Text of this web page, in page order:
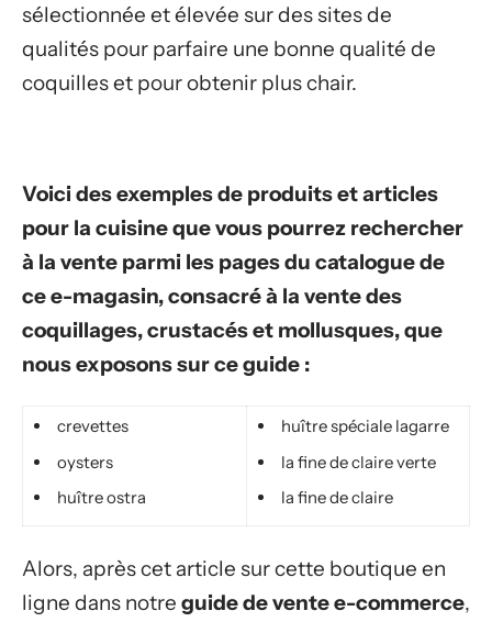
sélectionnée et élevée sur des sites de
qualités pour parfaire une bonne qualité de
coquilles et pour obtenir plus chair.
Voici des exemples de produits et articles
pour la cuisine que vous pourrez rechercher
à la vente parmi les pages du catalogue de
ce e-magasin, consacré à la vente des
coquillages, crustacés et mollusques, que
nous exposons sur ce guide :
crevettes
oysters
huître ostra
huître spéciale lagarre
la fine de claire verte
la fine de claire
Alors, après cet article sur cette boutique en
ligne dans notre guide de vente e-commerce,